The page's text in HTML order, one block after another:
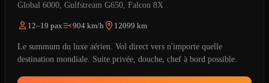
Global 6000, Gulfstream G650, Falcon 8X
12–19 pax 904 km/h 12099 km
Le summum du luxe aérien. Vol direct vers n'importe quelle
destination mondiale. Suite privée, douche, chef à bord possible.